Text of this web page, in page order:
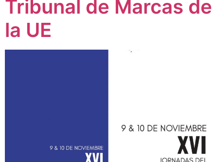
Tribunal de Marcas de
la UE